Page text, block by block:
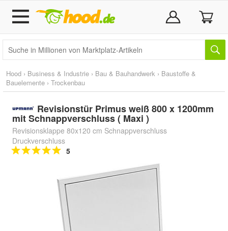
Hood › Business & Industrie › Bau & Bauhandwerk › Baustoffe &
Bauelemente › Trockenbau
Revisionstür Primus weiß 800 x 1200mm
mit Schnappverschluss ( Maxi )
Revisionsklappe 80x120 cm Schnappverschluss
Druckverschluss
5